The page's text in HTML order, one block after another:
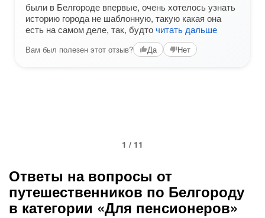
были в Белгороде впервые, очень хотелось узнать
историю города не шаблонную, такую какая она
есть на самом деле, так, будточитать дальше
Вам был полезен этот отзыв? Да Нет
1 / 11
Ответы на вопросы от
путешественников по Белгороду
в категории «Для пенсионеров»